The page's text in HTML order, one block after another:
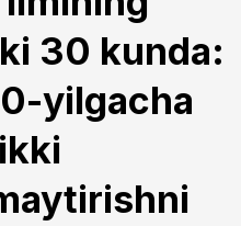
30 kunda:
yilgacha